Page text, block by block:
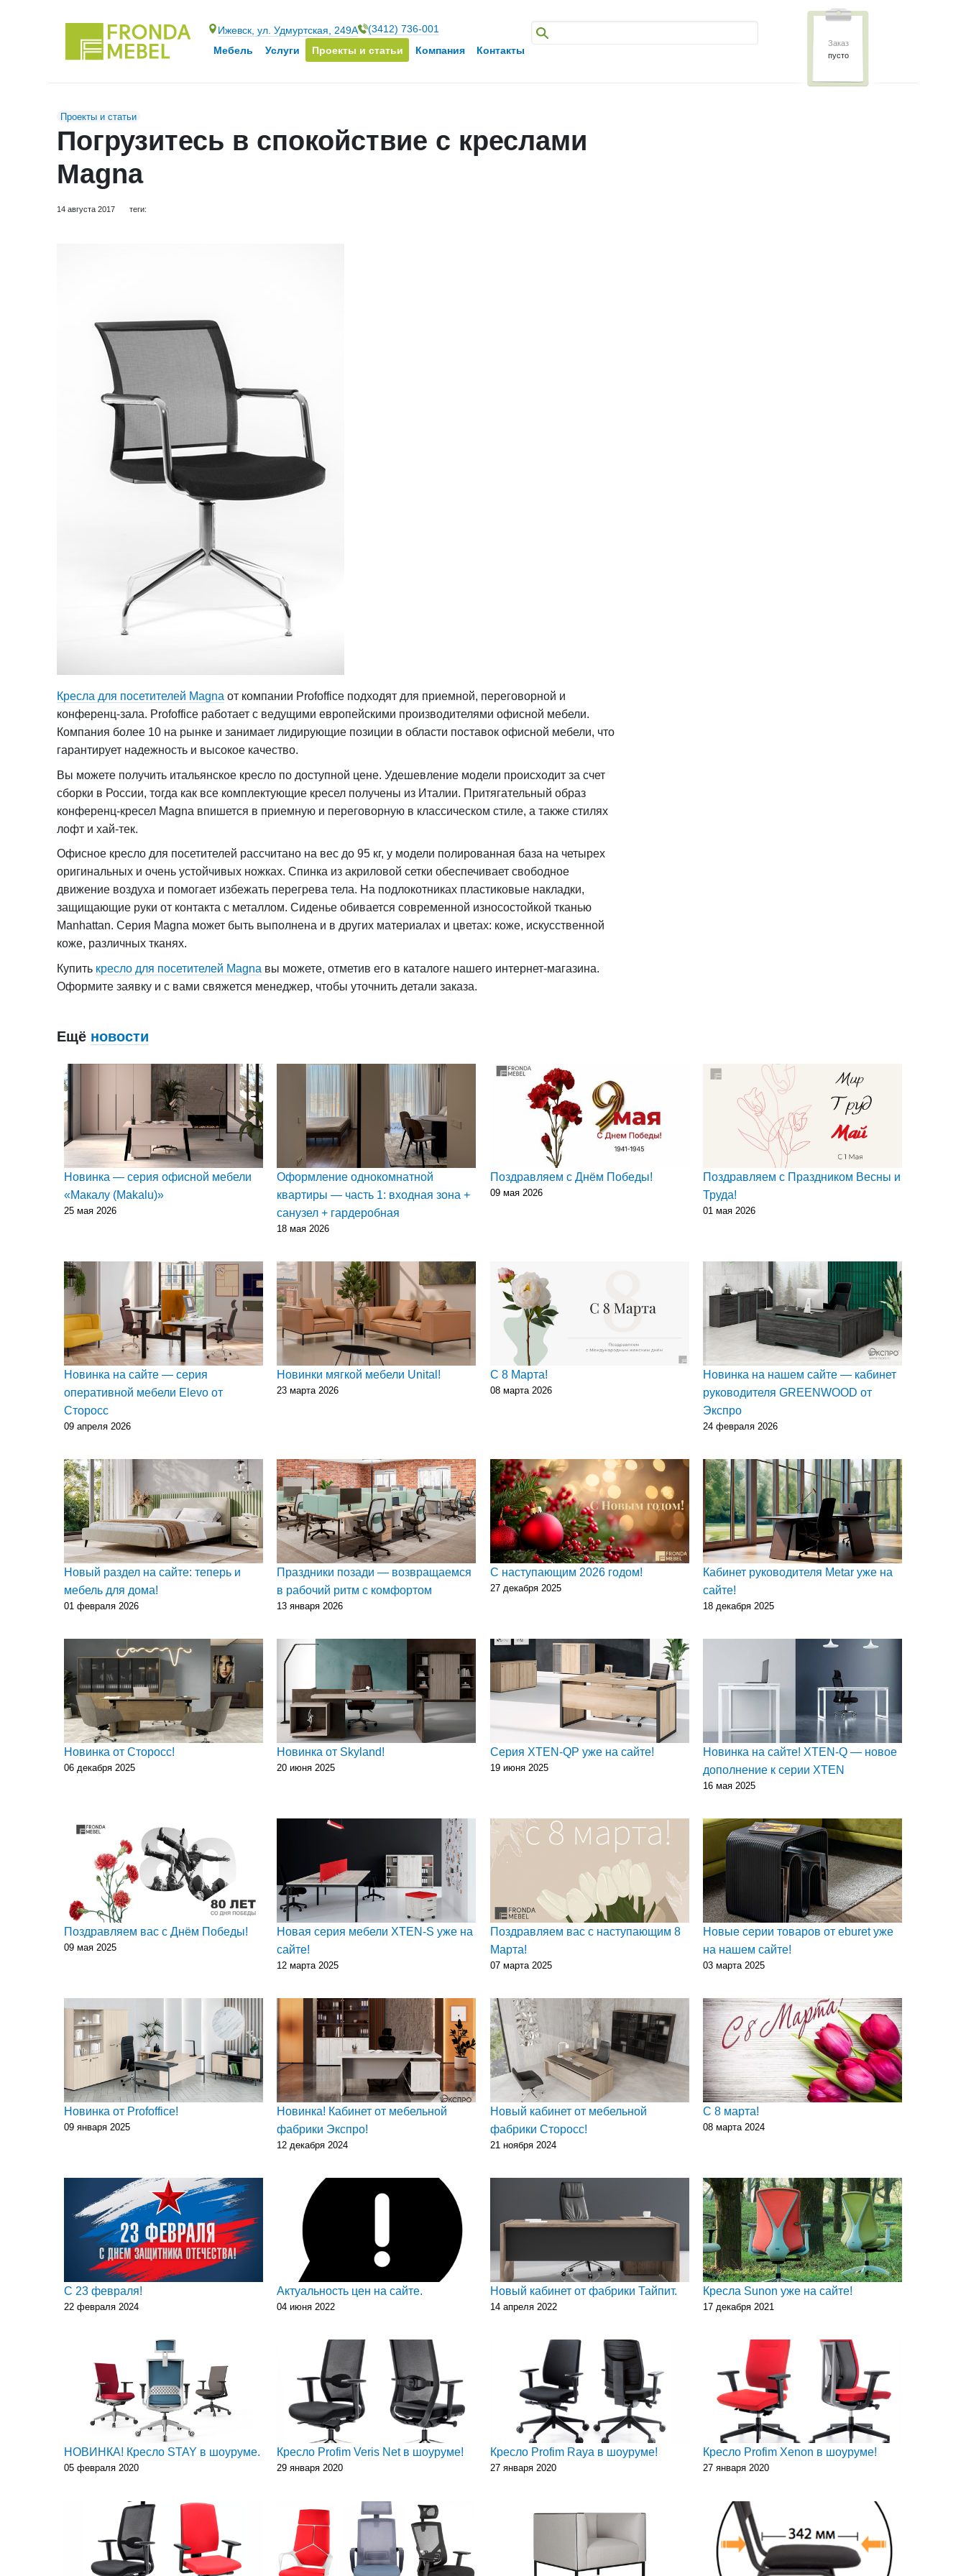
Заказ
пусто
Ижевск, ул. Удмуртская, 249А
(3412) 736-001
Мебель
Услуги Проекты и статьи Компания Контакты
Проекты и статьи
Погрузитесь в спокойствие с креслами
Magna
14 августа 2017 теги:
Кресла для посетителей Magna от компании Profoffice подходят для приемной, переговорной и
конференц-зала. Profoffice работает с ведущими европейскими производителями офисной мебели.
Компания более 10 на рынке и занимает лидирующие позиции в области поставок офисной мебели, что
гарантирует надежность и высокое качество.
Вы можете получить итальянское кресло по доступной цене. Удешевление модели происходит за счет
сборки в России, тогда как все комплектующие кресел получены из Италии. Притягательный образ
конференц-кресел Magna впишется в приемную и переговорную в классическом стиле, а также стилях
лофт и хай-тек.
Офисное кресло для посетителей рассчитано на вес до 95 кг, у модели полированная база на четырех
оригинальных и очень устойчивых ножках. Спинка из акриловой сетки обеспечивает свободное
движение воздуха и помогает избежать перегрева тела. На подлокотниках пластиковые накладки,
защищающие руки от контакта с металлом. Сиденье обивается современной износостойкой тканью
Manhattan. Серия Magna может быть выполнена и в других материалах и цветах: коже, искусственной
коже, различных тканях.
Купить кресло для посетителей Magna вы можете, отметив его в каталоге нашего интернет-магазина.
Оформите заявку и с вами свяжется менеджер, чтобы уточнить детали заказа.
Ещё новости
Новинка — серия офисной мебели
«Макалу (Makalu)»
25 мая 2026
Оформление однокомнатной
квартиры — часть 1: входная зона +
санузел + гардеробная
18 мая 2026
Поздравляем с Днём Победы!
09 мая 2026
Поздравляем с Праздником Весны и
Труда!
01 мая 2026
Новинка на сайте — серия
оперативной мебели Elevo от
Сторосс
09 апреля 2026
Новинки мягкой мебели Unital!
23 марта 2026
С 8 Марта!
08 марта 2026
Новинка на нашем сайте — кабинет
руководителя GREENWOOD от
Экспро
24 февраля 2026
Новый раздел на сайте: теперь и
мебель для дома!
01 февраля 2026
Праздники позади — возвращаемся
в рабочий ритм с комфортом
13 января 2026
С наступающим 2026 годом!
27 декабря 2025
Кабинет руководителя Metar уже на
сайте!
18 декабря 2025
Новинка от Сторосс!
06 декабря 2025
Новинка от Skyland!
20 июня 2025
Серия XTEN-QP уже на сайте!
19 июня 2025
Новинка на сайте! XTEN-Q — новое
дополнение к серии XTEN
16 мая 2025
Поздравляем вас с Днём Победы!
09 мая 2025
Новая серия мебели XTEN-S уже на
сайте!
12 марта 2025
Поздравляем вас с наступающим 8
Марта!
07 марта 2025
Новые серии товаров от eburet уже
на нашем сайте!
03 марта 2025
Новинка от Profoffice!
09 января 2025
Новинка! Кабинет от мебельной
фабрики Экспро!
12 декабря 2024
Новый кабинет от мебельной
фабрики Сторосс!
21 ноября 2024
С 8 марта!
08 марта 2024
С 23 февраля!
22 февраля 2024
Актуальность цен на сайте.
04 июня 2022
Новый кабинет от фабрики Тайпит.
14 апреля 2022
Кресла Sunon уже на сайте!
17 декабря 2021
НОВИНКА! Кресло STAY в шоуруме.
05 февраля 2020
Кресло Profim Veris Net в шоуруме!
29 января 2020
Кресло Profim Raya в шоуруме!
27 января 2020
Кресло Profim Xenon в шоуруме!
27 января 2020